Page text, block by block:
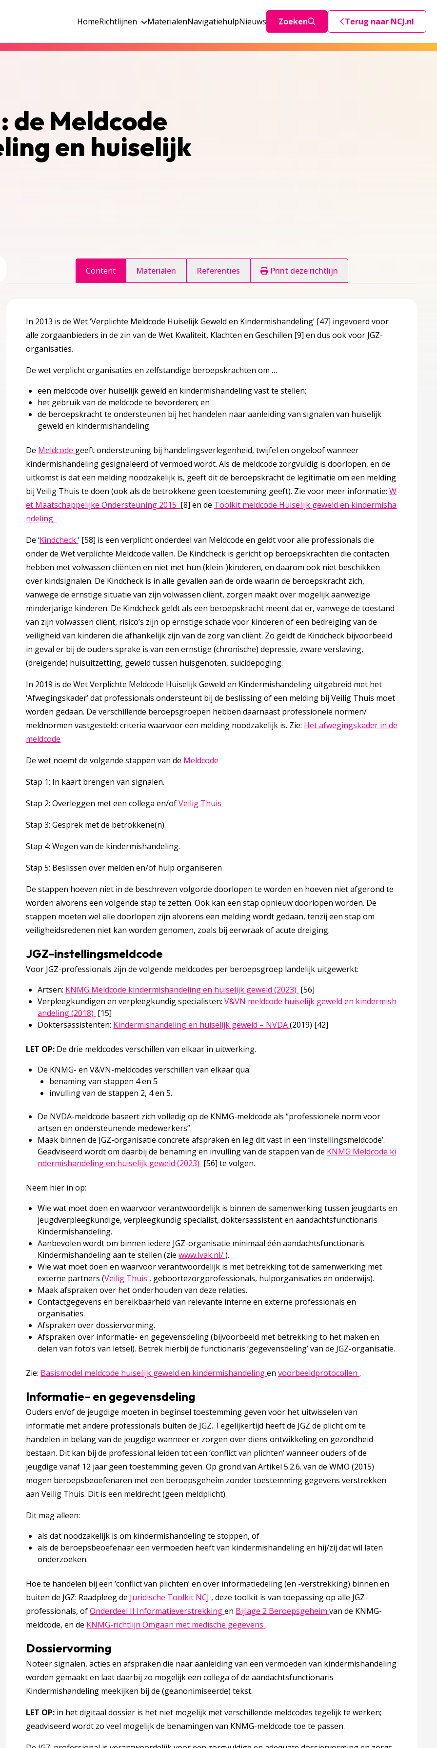
HomeRichtlijnen MaterialenNavigatiehulpNieuws Zoeken Terug naar NCJ.nl
Deze link stuurt je terug
de Meldcode
en huiselijk
inhoudsopgave
over 1 Definities en achtergrondinformatie
over 1 Definities en achtergrondinformatie
en verschillende vormen van kindermishandeling
komt kindermishandeling voor?
factoren
voor de jeugdige, ouder(s) en gezin
wetenschappelijk bewijs
van mishandeling
risicofactoren van mishandeling
van kindermishandeling
mishandeling
over 2 Signaleren
Huiselijk geweld en kindermishandeling?
wetenschappelijk bewijs
kindermishandeling en huiselijk geweld
over 3 Werken met de Meldcode kindermishandeling en huiselijk geweld
en huiselijk geweld
van signalen
en veilig Thuis
en jeugdige
met andere professionals
en hulp (organiseren) met het afwegingskader en de professionele norm
interventies kindermishandeling
over 4 Preventieve interventies kindermishandeling
fase
ouders met verhoogd risico
gericht op opvoedvaardigheden
stoppen en herstellen van kindermishandeling
wetenschappelijk bewijs
over 5 Verantwoording
Content Materialen Referenties Print deze richtlijn
In 2013 is deWet ‘Verplichte Meldcode Huiselijk Geweld en Kindermishandeling’ [47] ingevoerd voor
alle zorgaanbieders in de zin van de Wet Kwaliteit, Klachten en Geschillen [9] en dus ook voor JGZ-
organisaties.
De wet verplicht organisaties en zelfstandige beroepskrachten om …
een meldcode over huiselijk geweld en kindermishandeling vast te stellen;
het gebruik van de meldcode te bevorderen; en
de beroepskracht te ondersteunen bij het handelen naar aanleiding van signalen van huiselijk
geweld en kindermishandeling.
De Meldcode Deze linkt opent in een nieuw tabblad
geeft ondersteuning bij handelingsverlegenheid, twijfel en ongeloof wanneer
kindermishandeling gesignaleerd of vermoed wordt. Als de meldcode zorgvuldig is doorlopen, en de
uitkomst is dat een melding noodzakelijk is, geeft dit de beroepskracht de legitimatie om een melding
bij Veilig Thuis te doen (ook als de betrokkene geen toestemming geeft). Zie voor meer informatie:W
et Maatschappelijke Ondersteuning 2015 Deze linkt opent in een nieuw tabblad
[8] en de Toolkit meldcode Huiselijk geweld en kindermisha
ndeling
De‘KindcheckDeze linkt opent in een nieuw tabblad
’ [58] is een verplicht onderdeel van Meldcode en geldt voor alle professionals die
onder de Wet verplichte Meldcode vallen. De Kindcheck is gericht op beroepskrachten die contacten
hebben met volwassen cliënten en niet met hun (klein-)kinderen, en daarom ook niet beschikken
over kindsignalen. De Kindcheck is in alle gevallen aan de orde waarin de beroepskracht zich,
vanwege de ernstige situatie van zijn volwassen cliënt, zorgen maakt over mogelijk aanwezige
minderjarige kinderen. De Kindcheck geldt als een beroepskracht meent dat er, vanwege de toestand
van zijn volwassen cliënt, risico’s zijn op ernstige schade voor kinderen of een bedreiging van de
veiligheid van kinderen die afhankelijk zijn van de zorg van cliënt. Zo geldt de Kindcheck bijvoorbeeld
in geval er bij de ouders sprake is van een ernstige (chronische) depressie, zware verslaving,
(dreigende) huisuitzetting, geweld tussen huisgenoten, suïcidepoging.
In 2019 is de Wet Verplichte Meldcode Huiselijk Geweld en Kindermishandeling uitgebreid met het
‘Afwegingskader’ dat professionals ondersteunt bij de beslissing of een melding bij Veilig Thuis moet
worden gedaan. De verschillende beroepsgroepen hebben daarnaast professionele normen/
meldnormen vastgesteld: criteria waarvoor een melding noodzakelijk is. Zie: Het afwegingskader in de
meldcode
De wet noemt de volgende stappen van de Meldcode
Stap 1: In kaart brengen van signalen.
Stap 2: Overleggen met een collega en/ofVeilig Thuis
Stap 3: Gesprek met de betrokkene(n).
Stap 4: Wegen van de kindermishandeling.
Stap 5: Beslissen over melden en/of hulp organiseren
De stappen hoeven niet in de beschreven volgorde doorlopen te worden en hoeven niet afgerond te
worden alvorens een volgende stap te zetten. Ook kan een stap opnieuw doorlopen worden. De
stappen moeten wel alle doorlopen zijn alvorens een melding wordt gedaan, tenzij een stap om
veiligheidsredenen niet kan worden genomen, zoals bij eerwraak of acute dreiging.
JGZ-instellingsmeldcode
Voor JGZ-professionals zijn de volgende meldcodes per beroepsgroep landelijk uitgewerkt:
Artsen: KNMG Meldcode kindermishandeling en huiselijk geweld (2023) Deze linkt opent in een nieuw tabblad
[56]
Verpleegkundigen en verpleegkundig specialisten:V&VN meldcode huiselijk geweld en kindermish
andeling (2018) Deze linkt opent in een nieuw tabblad
[15]
Doktersassistenten: Kindermishandeling en huiselijk geweld – NVDADeze linkt opent in een nieuw tabblad
(2019) [42]
LET OP: De drie meldcodes verschillen van elkaar in uitwerking.
De KNMG- en V&VN-meldcodes verschillen van elkaar qua:
benaming van stappen 4 en 5
invulling van de stappen 2, 4 en 5.
De NVDA-meldcode baseert zich volledig op de KNMG-meldcode als “professionele norm voor
artsen en ondersteunende medewerkers”.
Maak binnen de JGZ-organisatie concrete afspraken en leg dit vast in een ‘instellingsmeldcode’.
Geadviseerd wordt om daarbij de benaming en invulling van de stappen van de KNMG Meldcode ki
ndermishandeling en huiselijk geweld (2023) Deze linkt opent in een nieuw tabblad
[56] te volgen.
Neem hier in op:
Wie wat moet doen en waarvoor verantwoordelijk is binnen de samenwerking tussen jeugdarts en
jeugdverpleegkundige, verpleegkundig specialist, doktersassistent en aandachtsfunctionaris
Kindermishandeling.
Aanbevolen wordt om binnen iedere JGZ-organisatie minimaal één aandachtsfunctionaris
Kindermishandeling aan te stellen (ziewww.lvak.nl/Deze linkt opent in een nieuw tabblad
).
Wie wat moet doen en waarvoor verantwoordelijk is met betrekking tot de samenwerking met
externe partners (Veilig Thuis Deze linkt opent in een nieuw tabblad
, geboortezorgprofessionals, hulporganisaties en onderwijs).
Maak afspraken over het onderhouden van deze relaties.
Contactgegevens en bereikbaarheid van relevante interne en externe professionals en
organisaties.
Afspraken over dossiervorming.
Afspraken over informatie- en gegevensdeling (bijvoorbeeld met betrekking to het maken en
delen van foto’s van letsel). Betrek hierbij de functionaris ‘gegevensdeling’ van de JGZ-organisatie.
Zie: Basismodel meldcode huiselijk geweld en kindermishandelingDeze linkt opent in een nieuw tabblad
envoorbeeldprotocollenDeze linkt opent in
.
Informatie- en gegevensdeling
Ouders en/of de jeugdige moeten in beginsel toestemming geven voor het uitwisselen van
informatie met andere professionals buiten de JGZ. Tegelijkertijd heeft de JGZ de plicht om te
handelen in belang van de jeugdige wanneer er zorgen over diens ontwikkeling en gezondheid
bestaan. Dit kan bij de professional leiden tot een ‘conflict van plichten’ wanneer ouders of de
jeugdige vanaf 12 jaar geen toestemming geven. Op grond van Artikel 5.2.6. van de WMO (2015)
mogen beroepsbeoefenaren met een beroepsgeheim zonder toestemming gegevens verstrekken
aan Veilig Thuis. Dit is een meldrecht (geen meldplicht).
Dit mag alleen:
als dat noodzakelijk is om kindermishandeling te stoppen, of
als de beroepsbeoefenaar een vermoeden heeft van kindermishandeling en hij/zij dat wil laten
onderzoeken.
Hoe te handelen bij een ‘conflict van plichten’ en over informatiedeling (en -verstrekking) binnen en
buiten de JGZ: Raadpleeg de Juridische Toolkit NCJ Deze linkt opent in een nieuw tabblad
, deze toolkit is van toepassing op alle JGZ-
professionals, ofOnderdeel II InformatieverstrekkingDeze linkt opent in een nieuw tabblad
en Bijlage 2 BeroepsgeheimDeze linkt opent in een
van de KNMG-
meldcode, en de KNMG-richtlijn Omgaan met medische gegevensDeze linkt opent in een nieuw tabblad
.
Dossiervorming
Noteer signalen, acties en afspraken die naar aanleiding van een vermoeden van kindermishandeling
worden gemaakt en laat daarbij zo mogelijk een collega of de aandachtsfunctionaris
Kindermishandeling meekijken bij de (geanonimiseerde) tekst.
LET OP: in het digitaal dossier is het niet mogelijk met verschillende meldcodes tegelijk te werken;
geadviseerd wordt zo veel mogelijk de benamingen van KNMG-meldcode toe te passen.